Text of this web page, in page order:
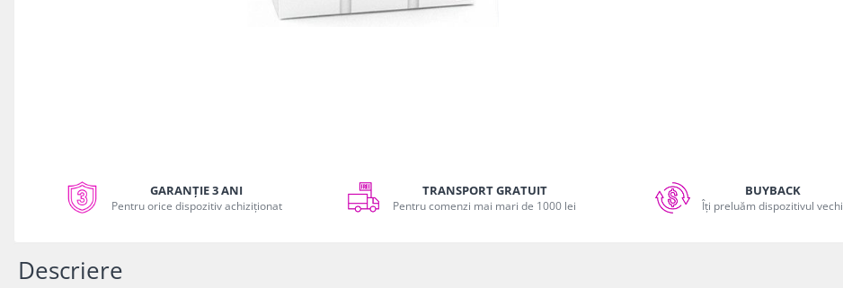
iPhone Xs
Series 10
Facebook
GARANȚIE 3 ANI
Pentru orice dispozitiv achiziționat
TRANSPORT GRATUIT
Pentru comenzi mai mari de 1000 lei
BUYBACK
Îți preluăm dispozitivul vechi
Descriere